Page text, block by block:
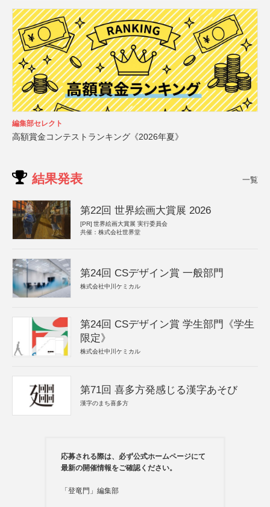
編集部セレクト
高額賞金コンテストランキング《2026年夏》
結果発表 一覧
第22回 世界絵画大賞展 2026
[PR] 世界絵画大賞展 実行委員会
共催：株式会社世界堂
第24回 CSデザイン賞 一般部門
株式会社中川ケミカル
第24回 CSデザイン賞 学生部門《学生
限定》
株式会社中川ケミカル
第71回 喜多方発感じる漢字あそび
漢字のまち喜多方
応募される際は、必ず公式ホームページにて
最新の開催情報をご確認ください。
「登竜門」編集部